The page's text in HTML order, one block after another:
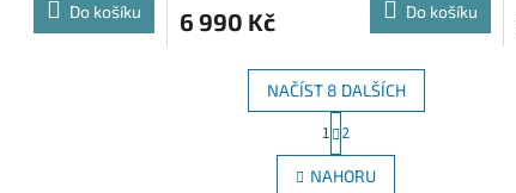
Do košíku 6 990 Kč Do košíku
O
v
NAČÍST 8 DALŠÍCH
t
r
á
1 2
NAHORU